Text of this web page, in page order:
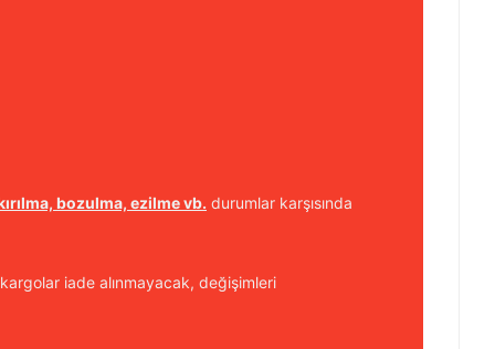
bozulma, ezilme vb. durumlar karşısında
iade alınmayacak, değişimleri